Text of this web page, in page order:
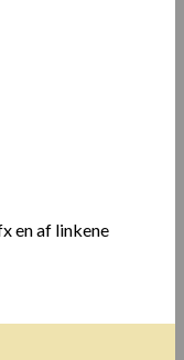
en af linkene